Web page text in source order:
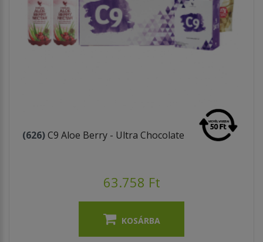
(626)C9 Aloe Berry - Ultra Chocolate
63.758 Ft
KOSÁRBA